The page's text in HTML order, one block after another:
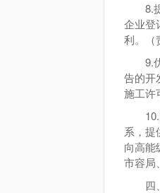
8.
企业登
利。（
9.
告的开
施工许
系，提
向高能
市容局
四